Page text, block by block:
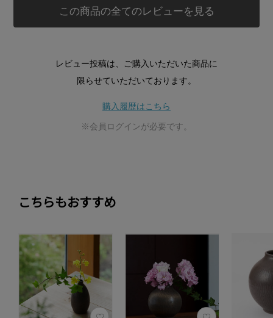
この商品の全てのレビューを見る
レビュー投稿は、ご購入いただいた商品に
限らせていただいております。
購入履歴はこちら
※会員ログインが必要です。
こちらもおすすめ